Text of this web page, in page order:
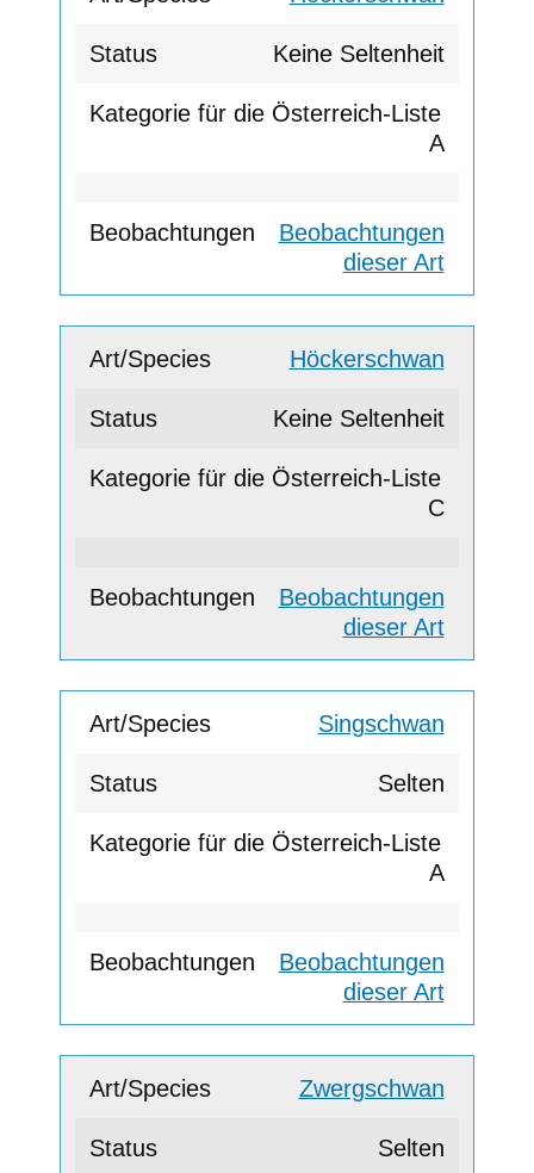
Keine Seltenheit
A
Beobachtungen
dieser Art
Höckerschwan
Keine Seltenheit
C
Beobachtungen
dieser Art
Singschwan
Selten
A
Beobachtungen
dieser Art
Zwergschwan
Selten